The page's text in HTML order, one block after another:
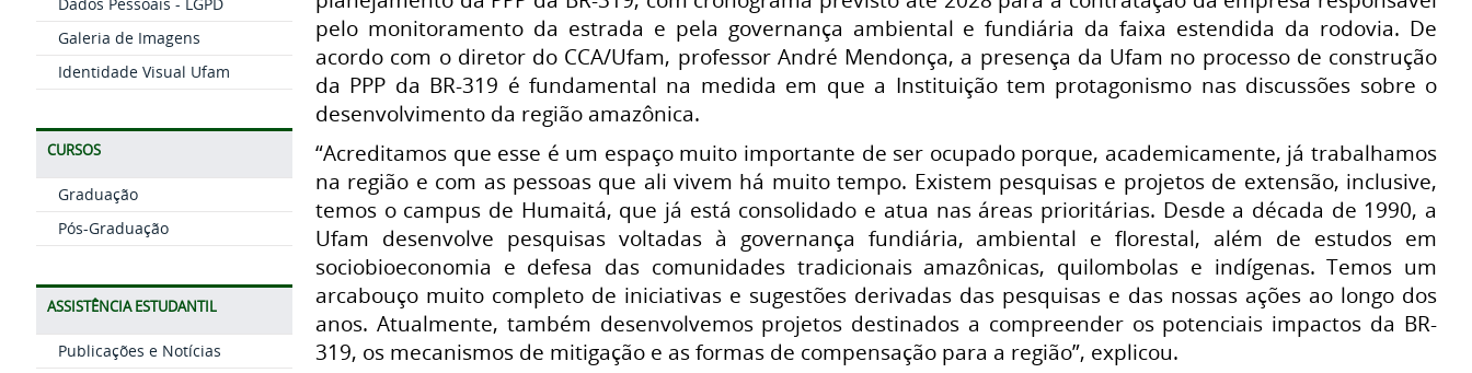
Galeria de Imagens
Identidade Visual Ufam
CURSOS
Graduação
Pós-Graduação
ASSISTÊNCIA ESTUDANTIL
Publicações e Notícias
pelo monitoramento da estrada e pela governança ambiental e fundiária da faixa estendida da rodovia. De
acordo com o diretor do CCA/Ufam, professor André Mendonça, a presença da Ufam no processo de construção
da PPP da BR-319 é fundamental na medida em que a Instituição tem protagonismo nas discussões sobre o
desenvolvimento da região amazônica.
“Acreditamos que esse é um espaço muito importante de ser ocupado porque, academicamente, já trabalhamos
na região e com as pessoas que ali vivem há muito tempo. Existem pesquisas e projetos de extensão, inclusive,
temos o campus de Humaitá, que já está consolidado e atua nas áreas prioritárias. Desde a década de 1990, a
Ufam desenvolve pesquisas voltadas à governança fundiária, ambiental e florestal, além de estudos em
sociobioeconomia e defesa das comunidades tradicionais amazônicas, quilombolas e indígenas. Temos um
arcabouço muito completo de iniciativas e sugestões derivadas das pesquisas e das nossas ações ao longo dos
anos. Atualmente, também desenvolvemos projetos destinados a compreender os potenciais impactos da BR-
319, os mecanismos de mitigação e as formas de compensação para a região”, explicou.